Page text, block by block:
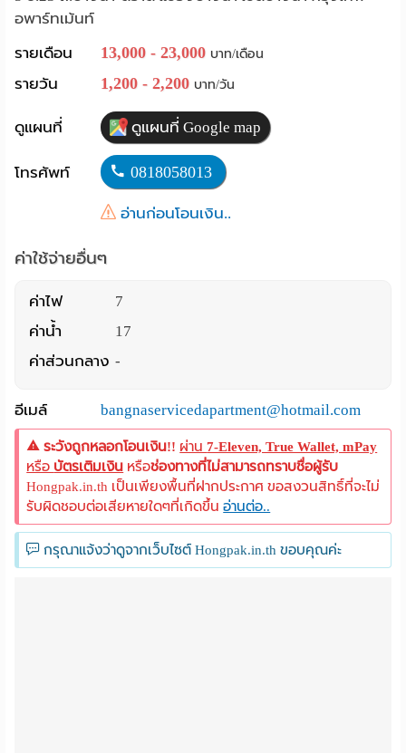
:
อพาร์ทเม้นท์
รายเดือน
13,000 - 23,000 บาท/เดือน
รายวัน 1,200 - 2,200 บาท/วัน
ดูแผนที่ ดูแผนที่ Google map
โทรศัพท์ 0818058013
อ่านก่อนโอนเงิน..
ค่าใช้จ่ายอื่นๆ
ค่าไฟ
7
ค่าน้ำ
17
ค่าส่วนกลาง -
อีเมล์ bangnaservicedapartment@hotmail.com
ระวังถูกหลอกโอนเงิน!! ผ่าน7-Eleven, True Wallet, mPay
หรือ บัตรเติมเงิน หรือช่องทางที่ไม่สามารถทราบชื่อผู้รับ
Hongpak.in.th เป็นเพียงพื้นที่ฝากประกาศ ขอสงวนสิทธิ์ที่จะไม่
รับผิดชอบต่อเสียหายใดๆที่เกิดขึ้นอ่านต่อ..
กรุณาแจ้งว่าดูจากเว็บไซต์ Hongpak.in.th ขอบคุณค่ะ